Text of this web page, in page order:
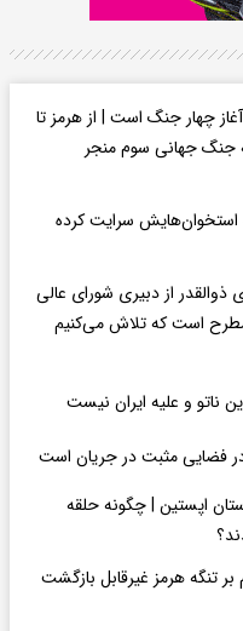
چهار جنگ است | از هرمز تا
جنگ جهانی سوم منجر
استخوان‌هایش سرایت کرده
ذوالقدر از دبیری شورای عالی
است که تلاش می‌کنیم
ناتو و علیه ایران نیست
در فضایی مثبت در جریان است
اپستین | چگونه حلقه
تنگه هرمز غیرقابل بازگشت